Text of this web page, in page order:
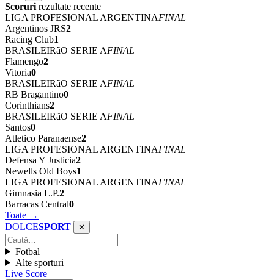
Scoruri rezultate recente
LIGA PROFESIONAL ARGENTINAFINAL
Argentinos JRS2
Racing Club1
BRASILEIRãO SERIE AFINAL
Flamengo2
Vitoria0
BRASILEIRãO SERIE AFINAL
RB Bragantino0
Corinthians2
BRASILEIRãO SERIE AFINAL
Santos0
Atletico Paranaense2
LIGA PROFESIONAL ARGENTINAFINAL
Defensa Y Justicia2
Newells Old Boys1
LIGA PROFESIONAL ARGENTINAFINAL
Gimnasia L.P.2
Barracas Central0
Toate →
DOLCESPORT ✕
Fotbal
Alte sporturi
Live Score